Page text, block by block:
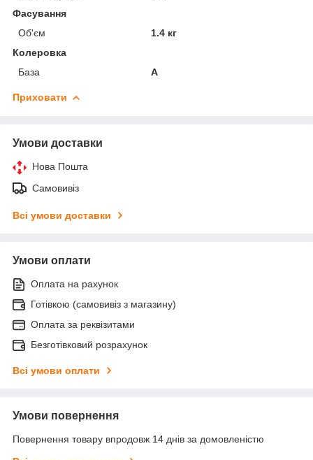
Фасування
Об'єм
1.4 кг
Колеровка
База
А
Приховати
Умови доставки
Нова Пошта
Самовивіз
Всі умови доставки
Умови оплати
Оплата на рахунок
Готівкою (самовивіз з магазину)
Оплата за реквізитами
Безготівковий розрахунок
Всі умови оплати
Умови повернення
Повернення товару впродовж 14 днів за домовленістю